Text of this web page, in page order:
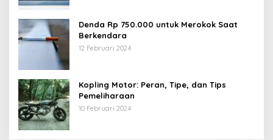
Denda Rp 750.000 untuk Merokok Saat
Berkendara
12 Februari 2024
Kopling Motor: Peran, Tipe, dan Tips
Pemeliharaan
10 Februari 2024